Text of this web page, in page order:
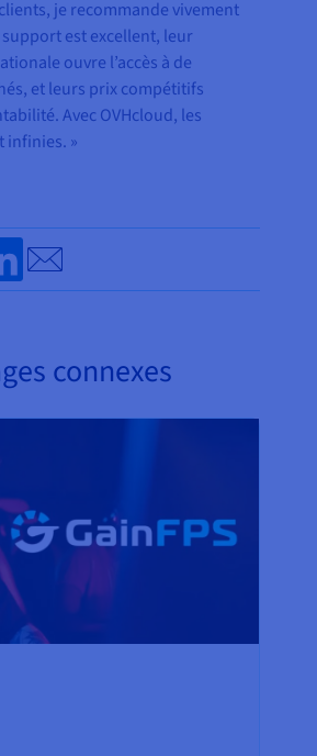
je recommande vivement
est excellent, leur
ouvre l’accès à de
et leurs prix compétitifs
Avec OVHcloud, les
infinies. »
Twitter
on Linkedin
Send by email
connexes